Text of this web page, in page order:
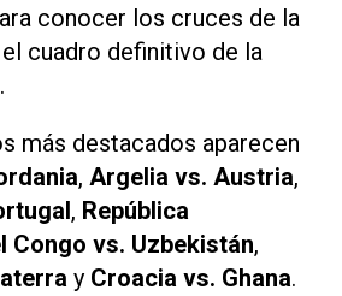
conocer los cruces de la
cuadro definitivo de la
más destacados aparecen
, Argelia vs. Austria,
, República
Congo vs. Uzbekistán,
y Croacia vs. Ghana.